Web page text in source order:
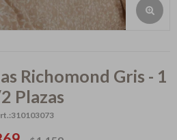
Richomond Gris - 1
Plazas
310103073